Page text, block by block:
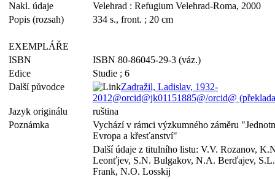
Nakl. údaje
Velehrad : Refugium Velehrad-Roma, 2000
Popis (rozsah)
334 s., front. ; 20 cm
EXEMPLÁŘE
ISBN
ISBN 80-86045-29-3 (váz.)
Edice
Studie ; 6
Další původce
Zadražil, Ladislav, 1932-
2012@orcid@jk01151885@/orcid@
Jazyk originálu
ruština
Poznámka
Vychází v rámci výzkumného záměru
Evropa a křesťanství"
Další údaje z titulního listu: V.V. Rozanov,
Leonťjev, S.N. Bulgakov, N.A. Berďajev, S.L.
Frank, N.O. Losskij